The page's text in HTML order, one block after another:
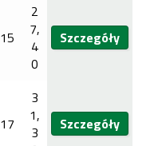
15
2
7,
4
0
Szczegóły
17
3
1,
3
Szczegóły